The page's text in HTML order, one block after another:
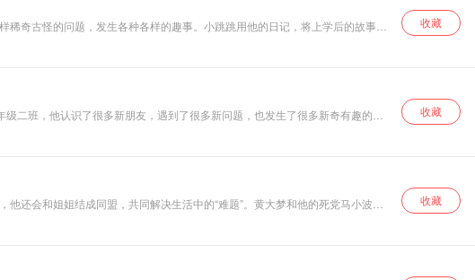
中，发现生活密
码，张扬童趣童
心，快乐成长心
奇古怪的问题，发生各种各样的趣事。小跳跳用他的日记，将上学后的故事，
，快乐成长心智。 更新周期：
收藏
二班，他认识了很多新朋友，遇到了很多新问题，也发生了很多新奇有趣的故
跳跳和他的同学们身上看到自己
生涯吧！
收藏
还会和姐姐结成同盟，共同解决生活中的“难题”。黄大梦和他的死党马小波一
收藏